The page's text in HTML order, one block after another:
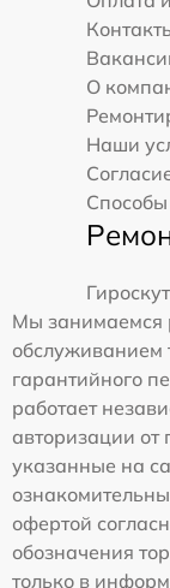
О
Наши
Мы занимаемся
обслуживанием
гарантийного
работает
авторизации от
указанные на
офертой
обозначения
только в